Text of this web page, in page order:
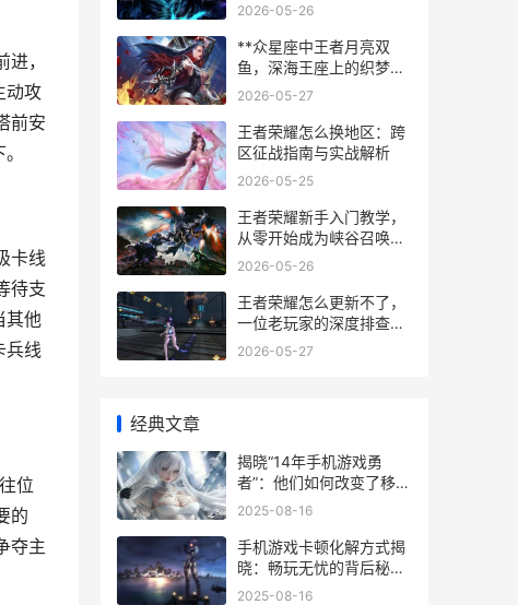
，
动攻
前安
卡线
待支
其他
兵线
位
的
夺主
2026-05-26
**众星座中王者月亮双
鱼，深海王座上的织梦者
**
2026-05-27
王者荣耀怎么换地区：跨
区征战指南与实战解析
2026-05-25
王者荣耀新手入门教学，
从零开始成为峡谷召唤师
副标题
2026-05-26
王者荣耀怎么更新不了，
一位老玩家的深度排查指
南
2026-05-27
经典文章
揭晓“14年手机游戏勇
者”：他们如何改变了移动
游戏的方法和产业格局
2025-08-16
手机游戏卡顿化解方式揭
晓：畅玩无忧的背后秘密
你了解吗 手机 游戏卡
2025-08-16